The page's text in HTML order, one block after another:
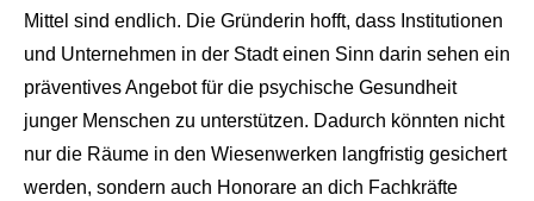
Mittel sind endlich. Die Gründerin hofft, dass Institutionen
und Unternehmen in der Stadt einen Sinn darin sehen ein
präventives Angebot für die psychische Gesundheit
junger Menschen zu unterstützen. Dadurch könnten nicht
nur die Räume in den Wiesenwerken langfristig gesichert
werden, sondern auch Honorare an dich Fachkräfte